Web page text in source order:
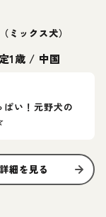
ミックス犬）
1歳 / 中国
ぱい！元野犬の
詳細を見る